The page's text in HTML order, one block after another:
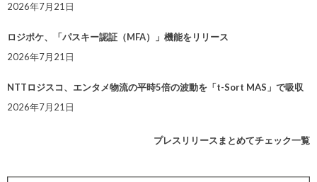
2026年7月21日
ロジポケ、「パスキー認証（MFA）」機能をリリース
2026年7月21日
NTTロジスコ、エンタメ物流の平時5倍の波動を「t-Sort MAS」で吸収
2026年7月21日
プレスリリースまとめてチェック一覧